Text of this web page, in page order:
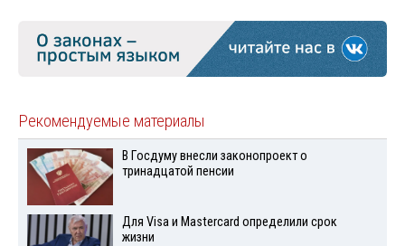
Рекомендуемые материалы
В Госдуму внесли законопроект о
тринадцатой пенсии
Для Visа и Mastercard определили срок
жизни